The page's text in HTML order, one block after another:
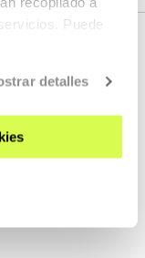
Puede
detalles